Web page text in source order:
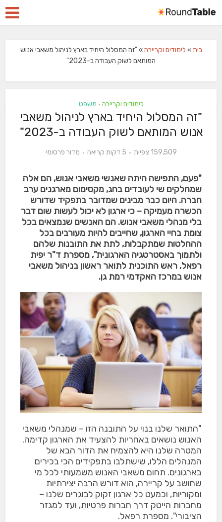
בית» לימודים וקריירה»"זה המסלול היחיד בארץ לניהול משאבי אנוש
המותאם לשוק העבודה ב-2023"
לימודים וקריירה • משפט
"זה המסלול היחיד בארץ לניהול משאבי
אנוש המותאם לשוק העבודה ב-2023"
159,509 צפיות 5 דקות קריאה מדור פרסומי
"פעם, התפישה היתה שאנשי משאבי אנוש, הם אלה
שמחלקים שי לעובדים בחג, מקסימום מארגנים ערב
חברה. היום כבר מבינים שמדובר בתפקיד שדורש
הכשרה מעמיקה – כי ארגון לא יכול לעשות שום דבר
בלי מנהלי משאבי אנוש. הם האנשים שנמצאים בכל
צומת בחיי הארגון, שחייבים להיות מעורבים בכל
ההחלטות שמתקבלות, לתת את התובנות שלהם
ולתמוך באסטרטגיה הארגונית", מספרת ד"ר יפית
רפאל, ראש התוכנית לתואר ראשון בניהול משאבי
אנוש במרכז האקדמי רמת גן.
"התואר שלנו בנוי על התובנה הזו – שמנהלי משאבי
האנוש נושאים באחריות להצעיד את הארגון קדימה.
המטרה שלנו היא להצמיח את הדור הבא של
המנהלים הללו, שישתלבו בתפקידים הכי בכירים
בארגונים. תחום משאבי האנוש משמעותי לכל מי
שחושב על קריירה, הוא דורש הרבה יצירתיות
ומקוריות, וכמעט כל ארגון זקוק לבוגרים שלנו –
מחברות הייטק דרך חברות פרטיות, ועד למגזר
הציבורי". מספרת רפאל.